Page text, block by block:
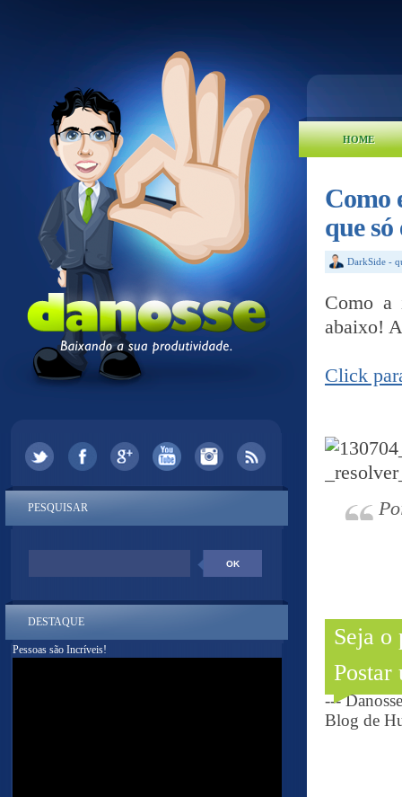
HOME
Como
que só
DarkSide -
Como a
abaixo!
Click
Seja o
Postar
---
Blog de
PESQUISAR
DESTAQUE
Pessoas são Incríveis!